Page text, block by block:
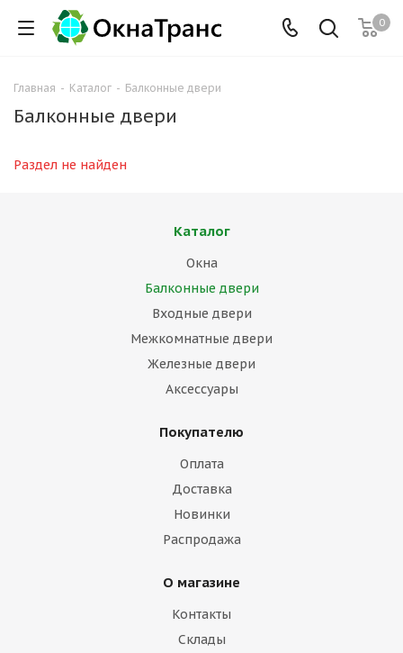
0
Главная - Каталог - Балконные двери
Балконные двери
Раздел не найден
Каталог
Окна
Балконные двери
Входные двери
Межкомнатные двери
Железные двери
Аксессуары
Покупателю
Оплата
Доставка
Новинки
Распродажа
О магазине
Контакты
Склады